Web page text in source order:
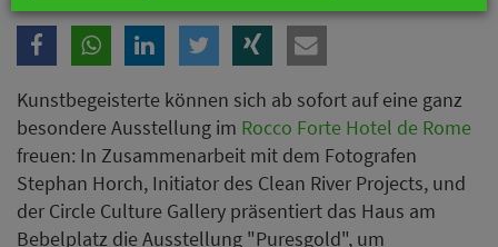
Kunstbegeisterte können sich ab sofort auf eine ganz
besondere Ausstellung im Rocco Forte Hotel de Rome
freuen: In Zusammenarbeit mit dem Fotografen
Stephan Horch, Initiator des Clean River Projects, und
der Circle Culture Gallery präsentiert das Haus am
Bebelplatz die Ausstellung "Puresgold", um